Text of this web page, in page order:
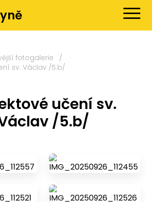
fotogalerie
/
sv. Václav /5.b/
učení sv.
/5.b/